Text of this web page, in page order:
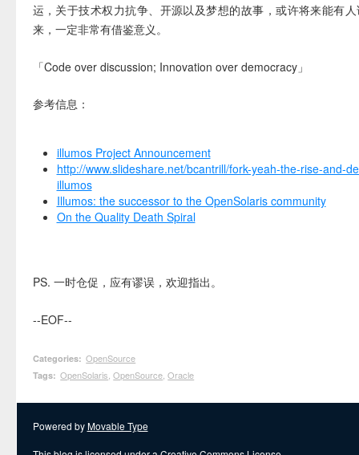
运，关于技术权力抗争、开源以及梦想的故事，或许将来能有
来，一定非常有借鉴意义。
「Code over discussion; Innovation over democracy」
参考信息：
illumos Project Announcement
http://www.slideshare.net/bcantrill/fork-yeah-the-rise-and-
illumos
Illumos: the successor to the OpenSolaris community
On the Quality Death Spiral
PS. 一时仓促，应有谬误，欢迎指出。
--EOF--
Categories: OpenSource
Tags: OpenSolaris OpenSource Oracle
Powered byMovable Type